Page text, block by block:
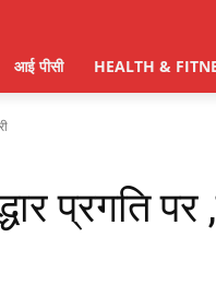
आई पीसी HEALTH &
प्रगति पर